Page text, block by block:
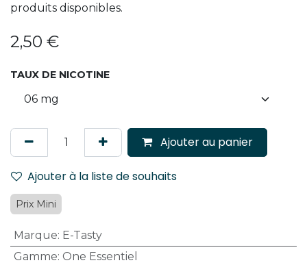
produits disponibles.
2,50 €
TAUX DE NICOTINE
Ajouter au panier
Ajouter à la liste de souhaits
Prix Mini
Marque: E-Tasty
Gamme: One Essentiel